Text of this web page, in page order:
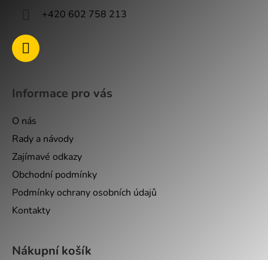
+420 602 758 213
Informace pro vás
O nás
Rady a návody
Zajímavé odkazy
Obchodní podmínky
Podmínky ochrany osobních údajů
Kontakty
Nákupní košík